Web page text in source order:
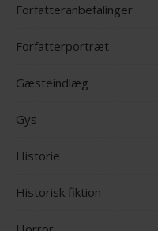
Forfatteranbefalinger
Forfatterportræt
Gæsteindlæg
Gys
Historie
Historisk fiktion